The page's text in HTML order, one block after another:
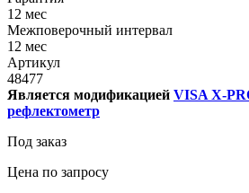
12 мес
Межповерочный интервал
12 мес
Артикул
48477
Является модификацией VISA X-
рефлектометр
Под заказ
Цена по запросу